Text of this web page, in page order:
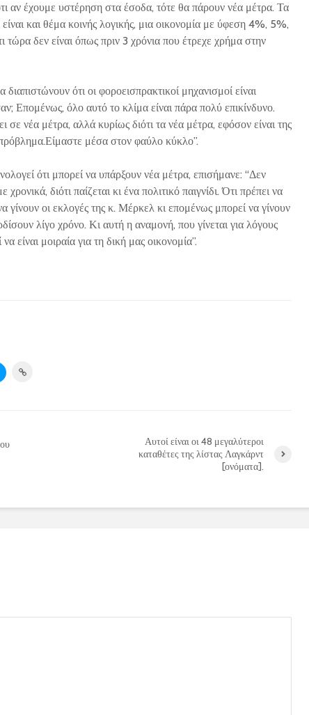
αν έχουμε υστέρηση στα έσοδα, τότε θα πάρουν νέα μέτρα. Τα
και θέμα κοινής λογικής, μια οικονομία με ύφεση 4%, 5%,
τώρα δεν είναι όπως πριν 3 χρόνια που έτρεχε χρήμα στην
ότι οι φοροεισπρακτικοί μηχανισμοί είναι
Επομένως, όλο αυτό το κλίμα είναι πάρα πολύ επικίνδυνο.
σε νέα μέτρα, αλλά κυρίως διότι τα νέα μέτρα, εφόσον είναι της
πρόβλημα.Είμαστε μέσα στον φαύλο κύκλο”.
ότι μπορεί να υπάρξουν νέα μέτρα, επισήμανε: “Δεν
διότι παίζεται κι ένα πολιτικό παιγνίδι. Ότι πρέπει να
γίνουν οι εκλογές της κ. Μέρκελ κι επομένως μπορεί να γίνουν
λίγο χρόνο. Κι αυτή η αναμονή, που γίνεται για λόγους
είναι μοιραία για τη δική μας οικονομία”.
Αυτοί είναι οι 48 μεγαλύτεροι
καταθέτες της λίστας Λαγκάρντ
[ονόματα].